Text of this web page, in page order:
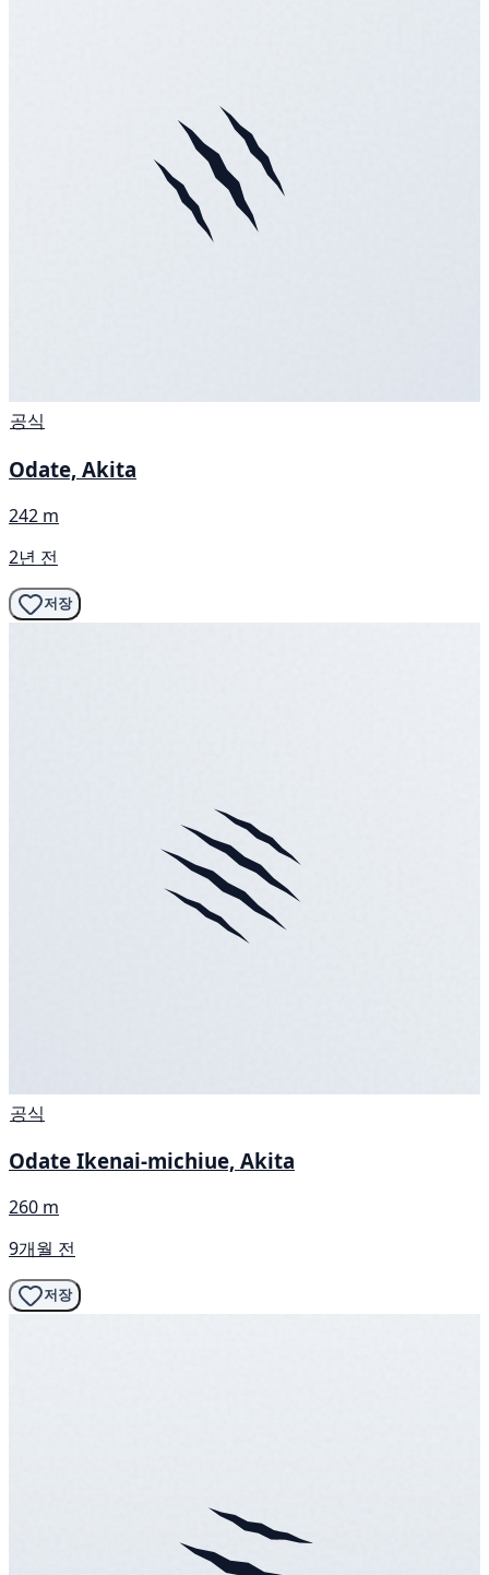
공식
Odate, Akita
242 m
2년 전
저장
공식
Odate Ikenai-michiue, Akita
260 m
9개월 전
저장